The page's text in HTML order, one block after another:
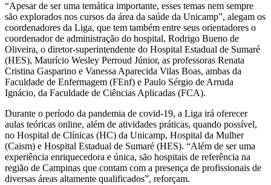
“Apesar de ser uma temática importante, esses temas nem sempre
são explorados nos cursos da área da saúde da Unicamp”, alegam os
coordenadores da Liga, que tem também entre seus orientadores o
coordenador de administração do hospital, Rodrigo Bueno de
Oliveira, o diretor-superintendente do Hospital Estadual de Sumaré
(HES), Maurício Wesley Perroud Júnior, as professoras Renata
Cristina Gasparino e Vanessa Aparecida Vilas Boas, ambas da
Faculdade de Enfermagem (FEnf) e Paulo Sérgio de Arruda
Ignácio, da Faculdade de Ciências Aplicadas (FCA).
Durante o período da pandemia de covid-19, a Liga irá oferecer
aulas teóricas online, além de atividades práticas, quando possível,
no Hospital de Clínicas (HC) da Unicamp, Hospital da Mulher
(Caism) e Hospital Estadual de Sumaré (HES). “Além de ser uma
experiência enriquecedora e única, são hospitais de referência na
região de Campinas que contam com a presença de profissionais de
diversas áreas altamente qualificados”, reforçam.